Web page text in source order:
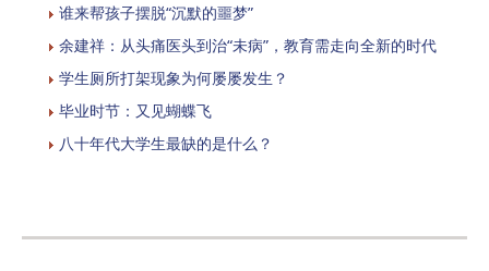
谁来帮孩子摆脱“沉默的噩梦”
余建祥：从头痛医头到治“未病”，教育需走向全新的时代
学生厕所打架现象为何屡屡发生？
毕业时节：又见蝴蝶飞
八十年代大学生最缺的是什么？